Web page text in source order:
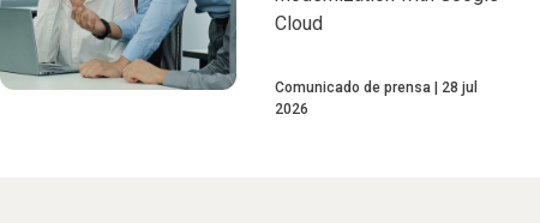
Cloud
Comunicado de prensa
28 jul
2026